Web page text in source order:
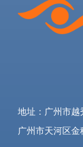
地址：广州市越
广州市天河区金